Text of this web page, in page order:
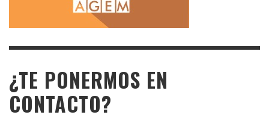
¿TE PONERMOS EN
CONTACTO?